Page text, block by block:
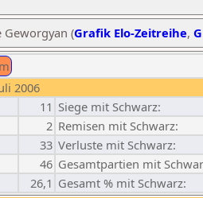
Geworgyan (Grafik Elo-Zeitreihe,
2006
11 Siege mit Schwarz:
2 Remisen mit Schwarz:
33 Verluste mit Schwarz:
46 Gesamtpartien mit
26,1 Gesamt % mit Schwarz: